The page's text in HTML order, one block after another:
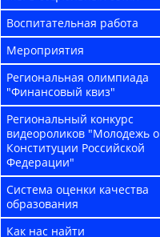
Воспитательная работа
Мероприятия
Региональная олимпиада
"Финансовый квиз"
Региональный конкурс
видеороликов "Молодежь о
Конституции Российской
Федерации"
Система оценки качества
образования
Как нас найти